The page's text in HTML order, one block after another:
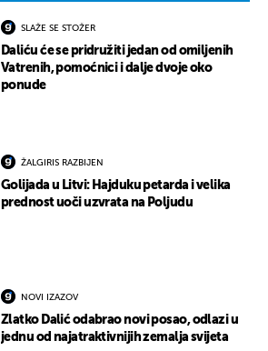
SLAŽE SE STOŽER
Daliću će se pridružiti jedan od omiljenih
Vatrenih, pomoćnici i dalje dvoje oko
ponude
ŽALGIRIS RAZBIJEN
Golijada u Litvi: Hajduku petarda i velika
prednost uoči uzvrata na Poljudu
NOVI IZAZOV
Zlatko Dalić odabrao novi posao, odlazi u
jednu od najatraktivnijih zemalja svijeta